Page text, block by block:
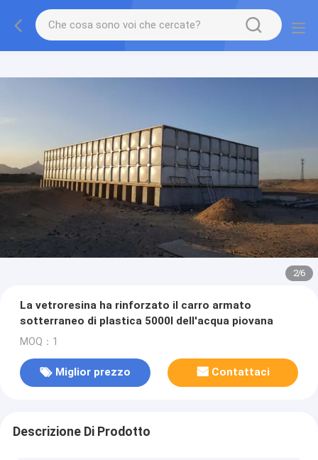
2/6
La vetroresina ha rinforzato il carro armato
sotterraneo di plastica 5000l dell'acqua piovana
MOQ：1
Miglior prezzo Contattaci
Descrizione Di Prodotto